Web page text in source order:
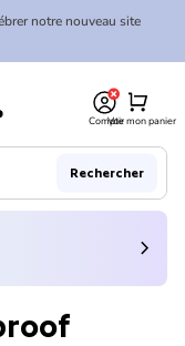
notre nouveau site
CompteVoir mon panier
shopping_cart
Rechercher
chevron_right